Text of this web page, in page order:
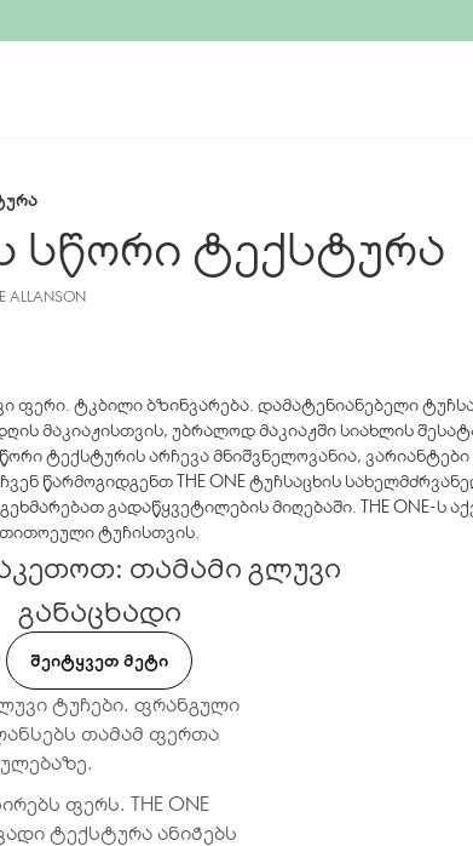
სწორი ტექსტურა
ALLANSON
ფერი. ტკბილი ბზინვარება. დამატენიანებელი
მაკიაჟისთვის, უბრალოდ მაკიაჟში სიახლის
ტექსტურის არჩევა მნიშვნელოვანია, ვარიანტები
წარმოგიდგენთ THE ONE ტუჩსაცხის
გადაწყვეტილების მიღებაში. THE ONE-ს
ტუჩისთვის.
თამამი გლუვი
განაცხადი
ᲨᲔᲘᲢᲧᲕᲔᲗ ᲛᲔᲢᲘ
ტუჩები. ფრანგული
თამამ ფერთა
ფერს. THE ONE
ტექსტურა ანიჭებს